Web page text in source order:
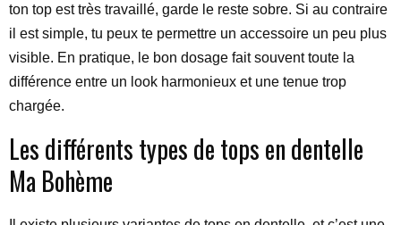
ton top est très travaillé, garde le reste sobre. Si au contraire
il est simple, tu peux te permettre un accessoire un peu plus
visible. En pratique, le bon dosage fait souvent toute la
différence entre un look harmonieux et une tenue trop
chargée.
Les différents types de tops en dentelle
Ma Bohème